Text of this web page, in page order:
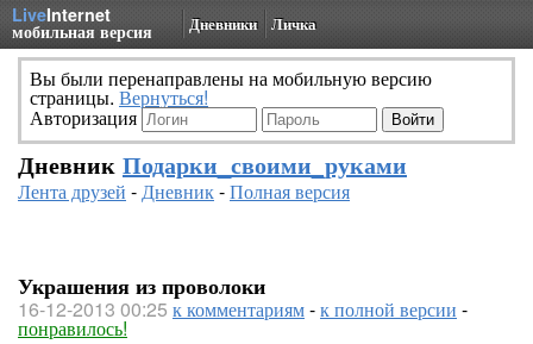
LiveInternet
мобильная версия Дневники Личка
Вы были перенаправлены на мобильную версию
страницы. Вернуться!
Авторизация
Дневник Подарки_своими_руками
Лента друзей -Дневник-Полная версия
Украшения из проволоки
16-12-2013 00:25 к комментариям-к полной версии -
понравилось!